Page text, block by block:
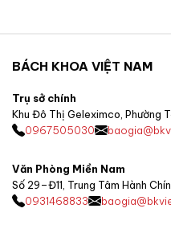
BÁCH KHOA VIỆT NAM
Trụ sở chính
Khu Đô Thị Geleximco, Phường
0967505030
Văn Phòng Miền Nam
Số 29–Đ11, Trung Tâm Hành
0931468833